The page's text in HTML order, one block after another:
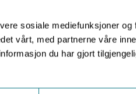
sosiale mediefunksjoner og
vårt, med partnerne våre
du har gjort